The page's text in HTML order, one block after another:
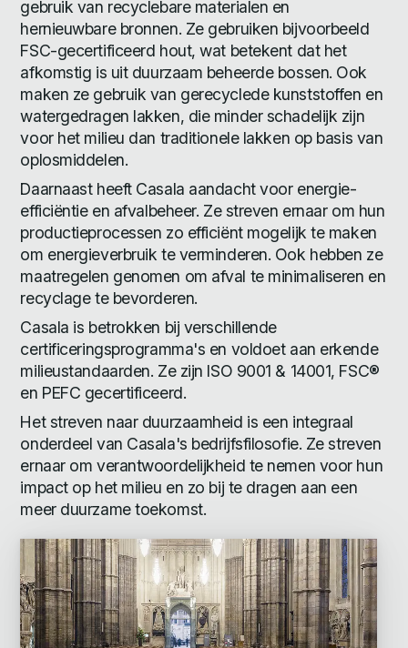
gebruik van recyclebare materialen en
hernieuwbare bronnen. Ze gebruiken bijvoorbeeld
FSC-gecertificeerd hout, wat betekent dat het
afkomstig is uit duurzaam beheerde bossen. Ook
maken ze gebruik van gerecyclede kunststoffen en
watergedragen lakken, die minder schadelijk zijn
voor het milieu dan traditionele lakken op basis van
oplosmiddelen.
Daarnaast heeft Casala aandacht voor energie-
efficiëntie en afvalbeheer. Ze streven ernaar om hun
productieprocessen zo efficiënt mogelijk te maken
om energieverbruik te verminderen. Ook hebben ze
maatregelen genomen om afval te minimaliseren en
recyclage te bevorderen.
Casala is betrokken bij verschillende
certificeringsprogramma's en voldoet aan erkende
milieustandaarden. Ze zijn ISO 9001 & 14001, FSC®
en PEFC gecertificeerd.
Het streven naar duurzaamheid is een integraal
onderdeel van Casala's bedrijfsfilosofie. Ze streven
ernaar om verantwoordelijkheid te nemen voor hun
impact op het milieu en zo bij te dragen aan een
meer duurzame toekomst.